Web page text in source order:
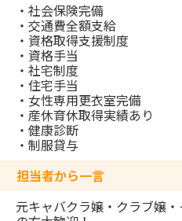
・社会保険完備
・交通費全額支給
・資格取得支援制度
・資格手当
・社宅制度
・住宅手当
・女性専用更衣室完備
・産休育休取得実績あり
・健康診断
・制服貸与
担当者から一言
元キャバクラ嬢・クラブ嬢